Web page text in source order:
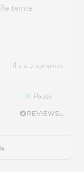
teinte
Il y a 3 semaines
Pause